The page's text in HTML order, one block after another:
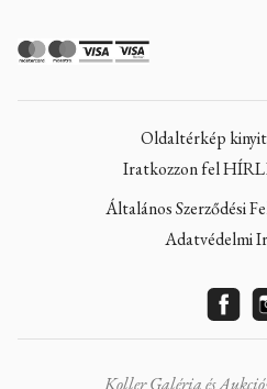
Oldaltérkép
Iratkozzon fel
Általános Szerződési
Adatvédelmi
Koller Galéria és